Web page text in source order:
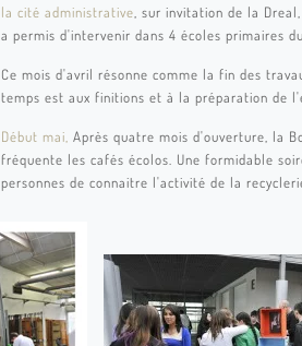
la cité administrative , sur invitation de la
a permis d'intervenir dans 4 écoles primaires
Ce mois d'avril résonne comme la fin des
temps est aux finitions et à la préparation de
Début mai, Après quatre mois d'ouverture, la
fréquente les cafés écolos. Une formidable
personnes de connaitre l'activité de la